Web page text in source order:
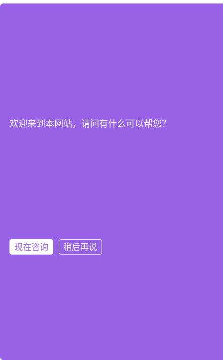
欢迎来到本网站，请问有什么可以帮您？
现在咨询 稍后再说